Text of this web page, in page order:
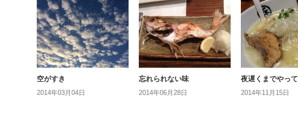
空がすき
2014年03月04日
忘れられない味
2014年06月28日
夜遅くまでやっ
2014年11月15日